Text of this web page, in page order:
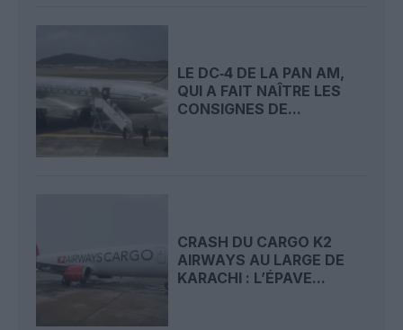
LE DC‑4 DE LA PAN AM,
QUI A FAIT NAÎTRE LES
CONSIGNES DE...
CRASH DU CARGO K2
AIRWAYS AU LARGE DE
KARACHI : L’ÉPAVE...